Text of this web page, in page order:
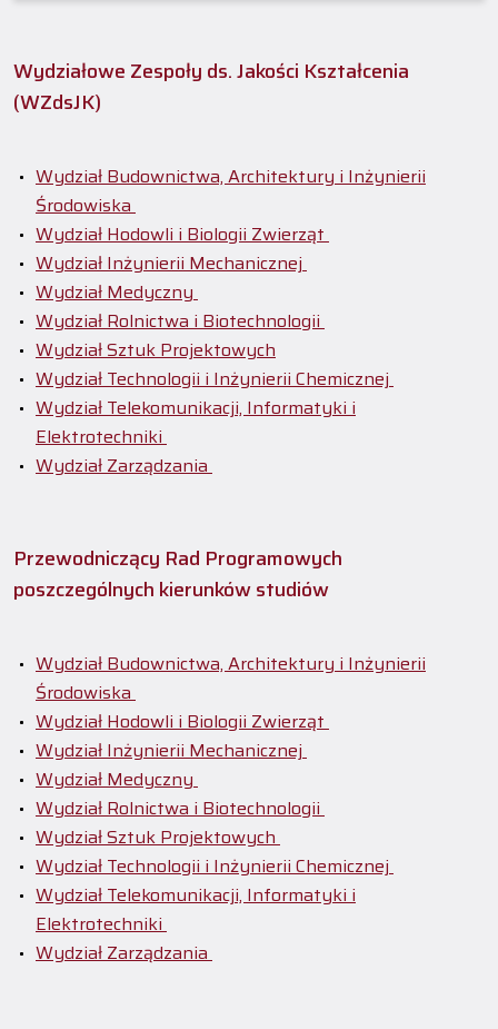
Wydziałowe Zespoły ds. Jakości Kształcenia
(WZdsJK)
Wydział Budownictwa, Architektury i Inżynierii
Środowiska
Wydział Hodowli i Biologii Zwierząt
Wydział Inżynierii Mechanicznej
Wydział Medyczny
Wydział Rolnictwa i Biotechnologii
Wydział Sztuk Projektowych
Wydział Technologii i Inżynierii Chemicznej
Wydział Telekomunikacji, Informatyki i
Elektrotechniki
Wydział Zarządzania
Przewodniczący Rad Programowych
poszczególnych kierunków studiów
Wydział Budownictwa, Architektury i Inżynierii
Środowiska
Wydział Hodowli i Biologii Zwierząt
Wydział Inżynierii Mechanicznej
Wydział Medyczny
Wydział Rolnictwa i Biotechnologii
Wydział Sztuk Projektowych
Wydział Technologii i Inżynierii Chemicznej
Wydział Telekomunikacji, Informatyki i
Elektrotechniki
Wydział Zarządzania